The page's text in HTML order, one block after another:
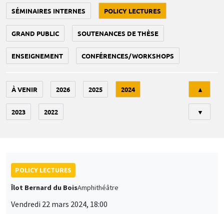
SÉMINAIRES INTERNES POLICY LECTURES
GRAND PUBLIC SOUTENANCES DE THÈSE
ENSEIGNEMENT CONFÉRENCES/WORKSHOPS
À VENIR 2026 2025 2024
2023 2022
▲
▼
POLICY LECTURES
Îlot Bernard du BoisAmphithéâtre
Vendredi 22 mars 2024, 18:00